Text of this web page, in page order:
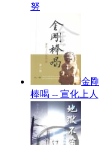
努
金剛
棒喝 -- 宣化上人